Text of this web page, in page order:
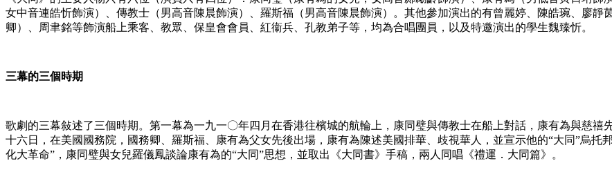
女中音連皓忻飾演）、傳教士（男高音陳晨飾演）、羅斯福（男高音陳晨飾演）。其他參加演出的有曾麗婷、陳皓琬、廖
卿）、周聿銘等飾演船上乘客、教眾、保皇會會員、紅衞兵、孔教弟子等，均為合唱團員，以及特邀演出的學生魏臻忻。
三幕的三個時期
歌劇的三幕敍述了三個時期。第一幕為一九一〇年四月在香港往檳城的航輪上，康同璧與傳教士在船上對話，康有為與慈禧
十六日，在美國國務院，國務卿、羅斯福、康有為父女先後出場，康有為陳述美國排華、歧視華人，並宣示他的“大同”烏托
化大革命”，康同璧與女兒羅儀鳳談論康有為的“大同”思想，並取出《大同書》手稿，兩人同唱《禮運．大同篇》。